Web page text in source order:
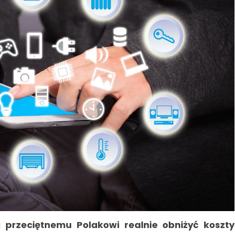
Polakowi realnie obniżyć koszty